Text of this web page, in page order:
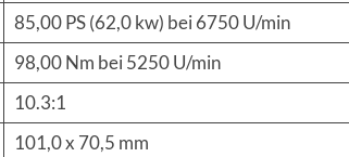
85,00 PS (62,0 kw) bei 6750 U/min
98,00 Nm bei 5250 U/min
10.3:1
101,0 x 70,5 mm